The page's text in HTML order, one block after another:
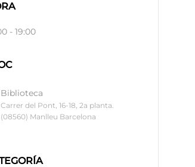
- 19:00
Biblioteca
Carrer del Pont, 16-18, 2a planta.
(08560) Manlleu Barcelona